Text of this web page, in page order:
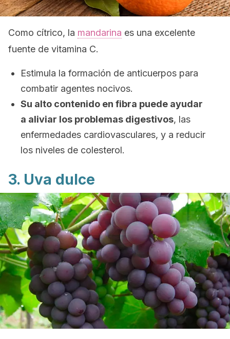
Como cítrico, la mandarina es una excelente
fuente de vitamina C.
Estimula la formación de anticuerpos para
combatir agentes nocivos.
Su alto contenido en fibra puede ayudar
a aliviar los problemas digestivos, las
enfermedades cardiovasculares, y a reducir
los niveles de colesterol.
3. Uva dulce